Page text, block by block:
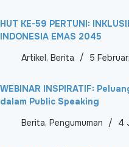
HUT KE-59 PERTUNI:
INDONESIA EMAS 2045
Artikel, Berita 5
WEBINAR INSPIRATIF:
dalam Public Speaking
Berita, Pengumuman 4